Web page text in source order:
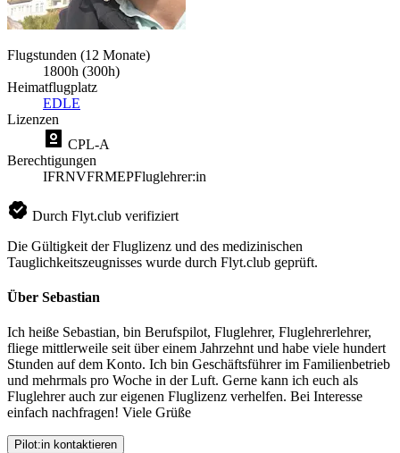
Flugstunden (12 Monate)
1800h (300h)
Heimatflugplatz
EDLE
Lizenzen
CPL-A
Berechtigungen
IFRNVFRMEPFluglehrer:in
Durch Flyt.club verifiziert
Die Gültigkeit der Fluglizenz und des medizinischen
Tauglichkeitszeugnisses wurde durch Flyt.club geprüft.
Über Sebastian
Ich heiße Sebastian, bin Berufspilot, Fluglehrer, Fluglehrerlehrer,
fliege mittlerweile seit über einem Jahrzehnt und habe viele hundert
Stunden auf dem Konto. Ich bin Geschäftsführer im Familienbetrieb
und mehrmals pro Woche in der Luft. Gerne kann ich euch als
Fluglehrer auch zur eigenen Fluglizenz verhelfen. Bei Interesse
einfach nachfragen! Viele Grüße
Pilot:in kontaktieren